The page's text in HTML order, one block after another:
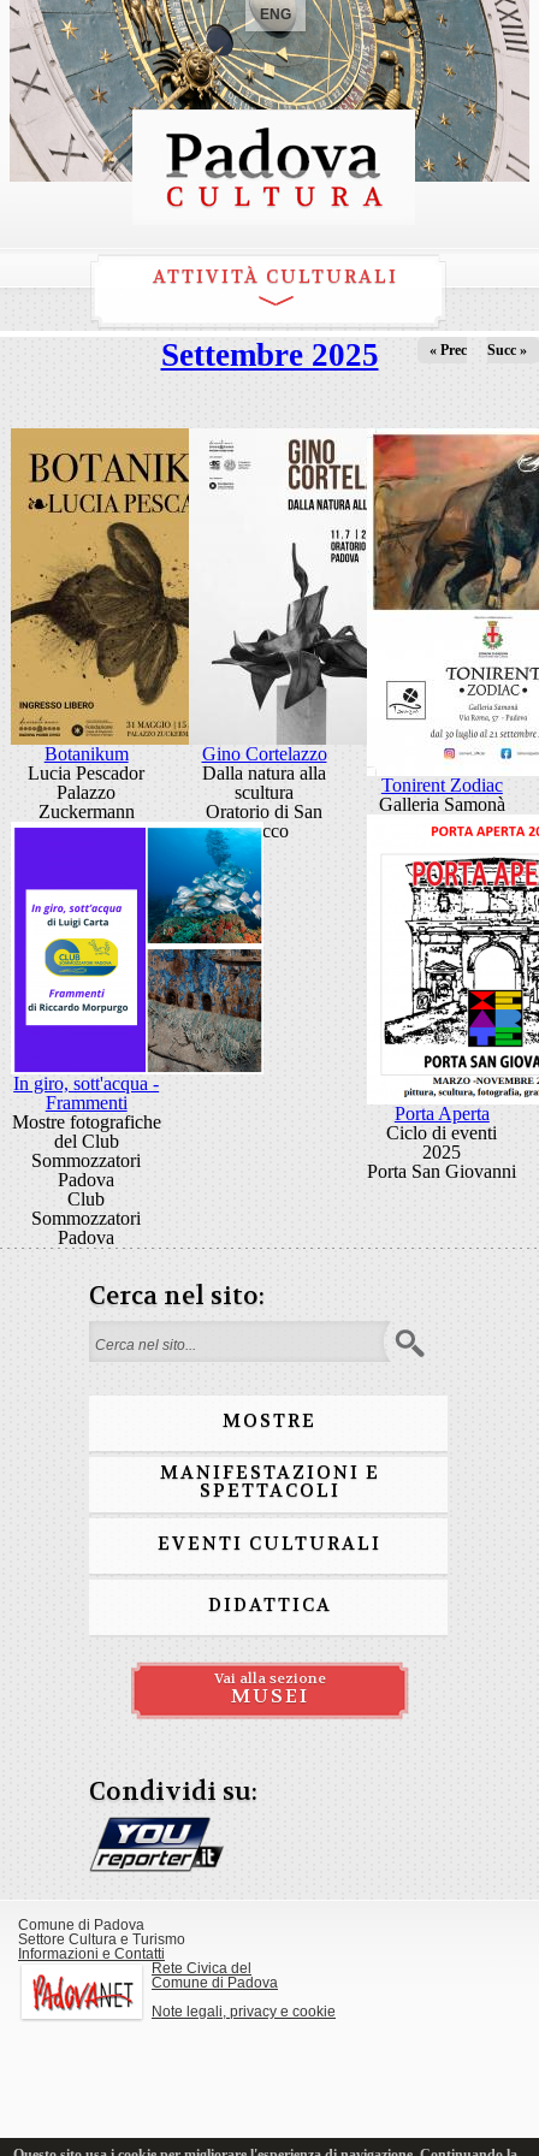
ENG
ATTIVITÀ CULTURALI
Settembre 2025 « Prec Succ »
Botanikum
Lucia Pescador
Palazzo
Zuckermann
Gino Cortelazzo
Dalla natura alla
scultura
Oratorio di San
Rocco
Tonirent Zodiac
Galleria Samonà
Porta Aperta
Ciclo di eventi
2025
Porta San Giovanni
In giro, sott'acqua -
Frammenti
Mostre fotografiche
del Club
Sommozzatori
Padova
Club
Sommozzatori
Padova
Cerca nel sito:
Form di ricerca
MOSTRE
MANIFESTAZIONI E
SPETTACOLI
EVENTI CULTURALI
DIDATTICA
Vai alla sezione
MUSEI
Condividi su:
Comune di Padova
Settore Cultura e Turismo
Informazioni e Contatti
Rete Civica del
Comune di Padova
Note legali, privacy e cookie